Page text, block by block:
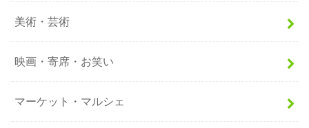
美術・芸術
映画・寄席・お笑い
マーケット・マルシェ